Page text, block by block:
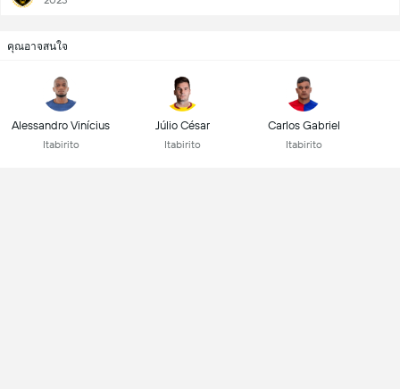
คุณอาจสนใจ
Alessandro Vinícius
Itabirito
Júlio César
Itabirito
Carlos Gabriel
Itabirito